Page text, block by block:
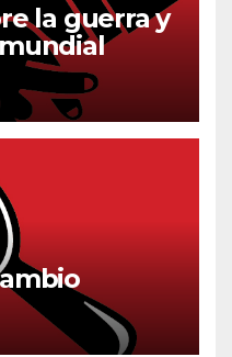
la guerra y